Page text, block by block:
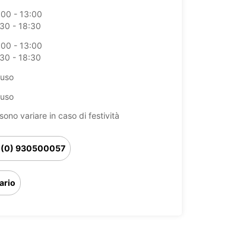
- 13:00
- 18:30
- 13:00
- 18:30
variare in caso di festività
(0) 930500057